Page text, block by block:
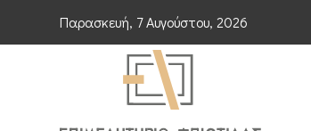
Παρασκευή, 7 Αυγούστου, 2026